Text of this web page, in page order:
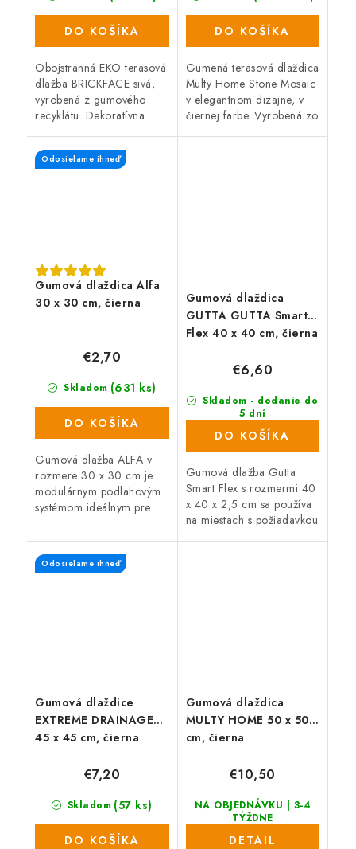
DO KOŠÍKA
Obojstranná EKO terasová
dlažba BRICKFACE sivá,
vyrobená z gumového
recyklátu. Dekoratívna
záhradu, terasu alebo
cestu. Na každej strane
DO KOŠÍKA
Gumená terasová dlaždica
Multy Home Stone Mosaic
v elegantnom dizajne, v
čiernej farbe. Vyrobená zo
Gumová dlaždica Alfa
30 x 30 cm, čierna
Odosielame ihneď
Skladom (631 ks)
€2,70
DO KOŠÍKA
Gumová dlažba ALFA v
rozmere 30 x 30 cm je
modulárnym podlahovým
systémom ideálnym pre
ale aj dielne.
Gumová dlaždica
GUTTA GUTTA Smart
Flex 40 x 40 cm, čierna
Skladom - dodanie do
5 dní
(189 ks)
€6,60
DO KOŠÍKA
Gumová dlažba Gutta
Smart Flex s rozmermi 40
x 40 x 2,5 cm sa používa
na miestach s požiadavkou
Gumová dlaždice
EXTREME DRAINAGE
45 x 45 cm, čierna
Odosielame ihneď
Skladom (57 ks)
€7,20
DO KOŠÍKA
Gumová dlaždica
MULTY HOME 50 x 50
cm, čierna
NA OBJEDNÁVKU | 3-4
TÝŽDNE
€10,50
DETAIL